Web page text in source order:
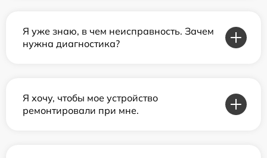
Я уже знаю, в чем неисправность. Зачем
нужна диагностика?
Я хочу, чтобы мое устройство
ремонтировали при мне.